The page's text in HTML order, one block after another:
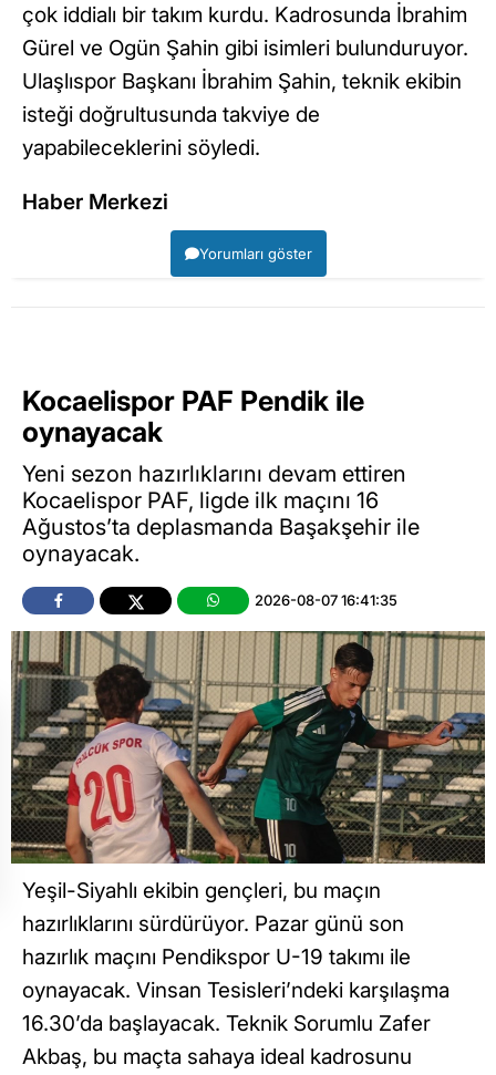
çok iddialı bir takım kurdu. Kadrosunda İbrahim
Gürel ve Ogün Şahin gibi isimleri bulunduruyor.
Ulaşlıspor Başkanı İbrahim Şahin, teknik ekibin
isteği doğrultusunda takviye de
yapabileceklerini söyledi.
Haber Merkezi
Yorumları göster
Kocaelispor PAF Pendik ile
oynayacak
Yeni sezon hazırlıklarını devam ettiren
Kocaelispor PAF, ligde ilk maçını 16
Ağustos’ta deplasmanda Başakşehir ile
oynayacak.
2026-08-07 16:41:35
Yeşil-Siyahlı ekibin gençleri, bu maçın
hazırlıklarını sürdürüyor. Pazar günü son
hazırlık maçını Pendikspor U-19 takımı ile
oynayacak. Vinsan Tesisleri’ndeki karşılaşma
16.30’da başlayacak. Teknik Sorumlu Zafer
Akbaş, bu maçta sahaya ideal kadrosunu